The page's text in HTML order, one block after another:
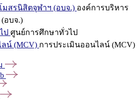
มสรนิสิตจุฬาฯ (อบจ.) องค์การบริหาร
อบจ.)
ป ศูนย์การศึกษาทั่วไป
น์ (MCV) การประเมินออนไลน์ (MCV)